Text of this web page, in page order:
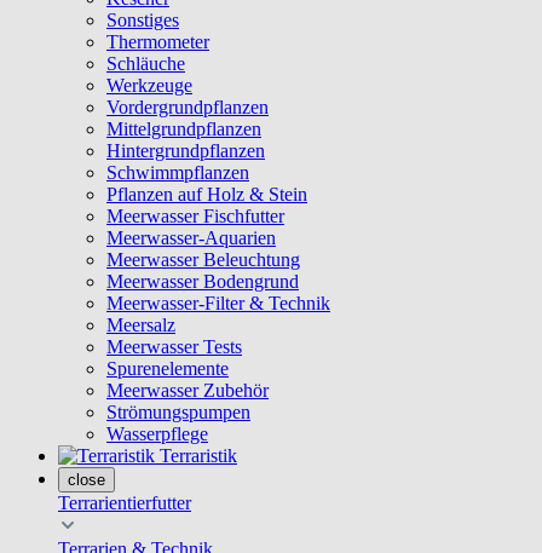
Sonstiges
Thermometer
Schläuche
Werkzeuge
Vordergrundpflanzen
Mittelgrundpflanzen
Hintergrundpflanzen
Schwimmpflanzen
Pflanzen auf Holz & Stein
Meerwasser Fischfutter
Meerwasser-Aquarien
Meerwasser Beleuchtung
Meerwasser Bodengrund
Meerwasser-Filter & Technik
Meersalz
Meerwasser Tests
Spurenelemente
Meerwasser Zubehör
Strömungspumpen
Wasserpflege
Terraristik
close
Terrarientierfutter
Terrarien & Technik